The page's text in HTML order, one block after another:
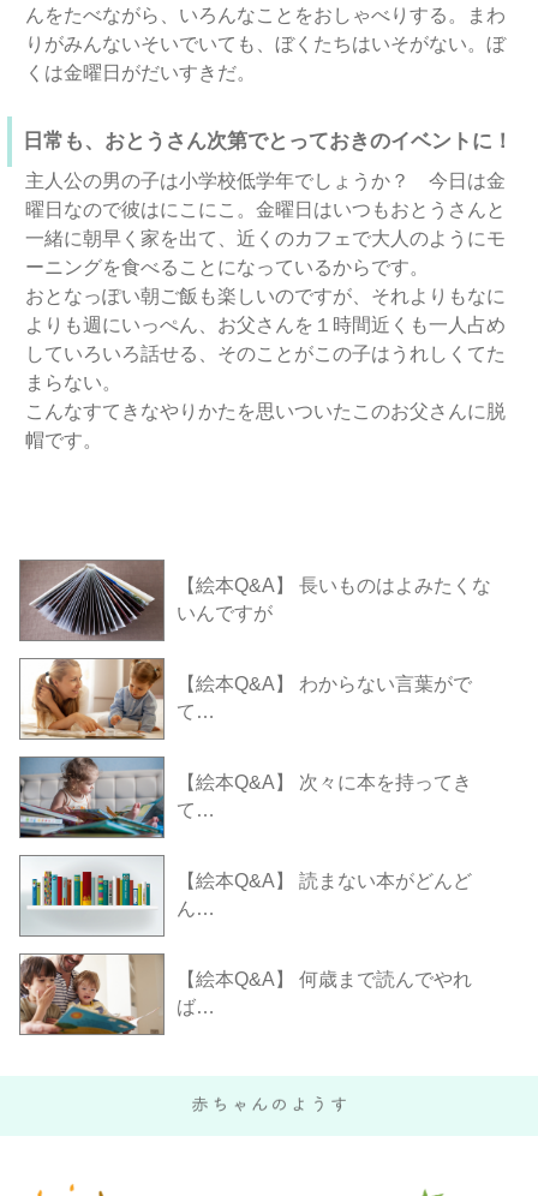
んをたべながら、いろんなことをおしゃべりする。まわ
りがみんないそいでいても、ぼくたちはいそがない。ぼ
くは金曜日がだいすきだ。
日常も、おとうさん次第でとっておきのイベントに！
主人公の男の子は小学校低学年でしょうか？ 今日は金
曜日なので彼はにこにこ。金曜日はいつもおとうさんと
一緒に朝早く家を出て、近くのカフェで大人のようにモ
ーニングを食べることになっているからです。
おとなっぽい朝ご飯も楽しいのですが、それよりもなに
よりも週にいっぺん、お父さんを１時間近くも一人占め
していろいろ話せる、そのことがこの子はうれしくてた
まらない。
こんなすてきなやりかたを思いついたこのお父さんに脱
帽です。
【絵本Q&A】 長いものはよみたくな
いんですが
【絵本Q&A】 わからない言葉がで
て…
【絵本Q&A】 次々に本を持ってき
て…
【絵本Q&A】 読まない本がどんど
ん…
【絵本Q&A】 何歳まで読んでやれ
ば…